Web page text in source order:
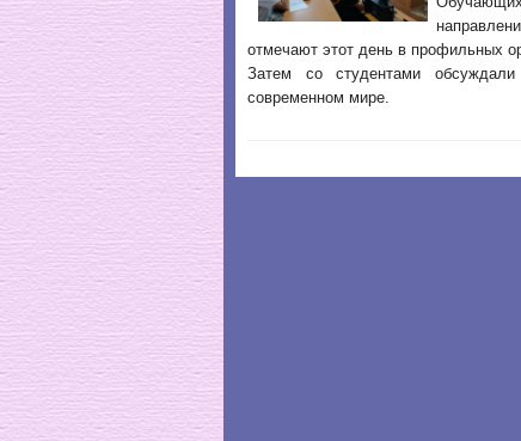
отмечают этот день в профильных
Затем со студентами
современном мире.